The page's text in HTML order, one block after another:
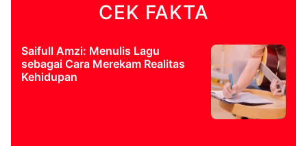
CEK FAKTA
Saifull Amzi: Menulis Lagu
sebagai Cara Merekam Realitas
Kehidupan